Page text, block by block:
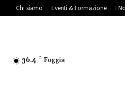
Chi siamo Eventi & Formazione I
36.4 C Foggia